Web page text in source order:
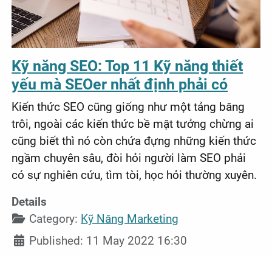
Kỹ năng SEO: Top 11 Kỹ năng thiết
yếu mà SEOer nhất định phải có
Kiến thức SEO cũng giống như một tảng băng
trôi, ngoài các kiến thức bề mặt tưởng chừng ai
cũng biết thì nó còn chứa đựng những kiến thức
ngầm chuyên sâu, đòi hỏi người làm SEO phải
có sự nghiên cứu, tìm tòi, học hỏi thường xuyên.
Details
Category: Kỹ Năng Marketing
Published: 11 May 2022 16:30